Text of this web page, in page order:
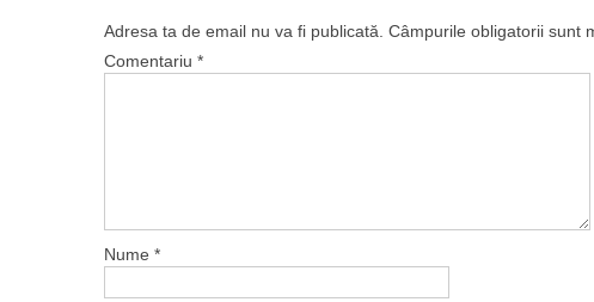
Adresa ta de email nu va fi publicată. Câmpurile obligatorii sunt
Comentariu *
Nume *